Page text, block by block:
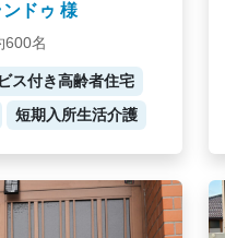
ドゥ 様
600名
ス付き高齢者住宅
短期入所生活介護